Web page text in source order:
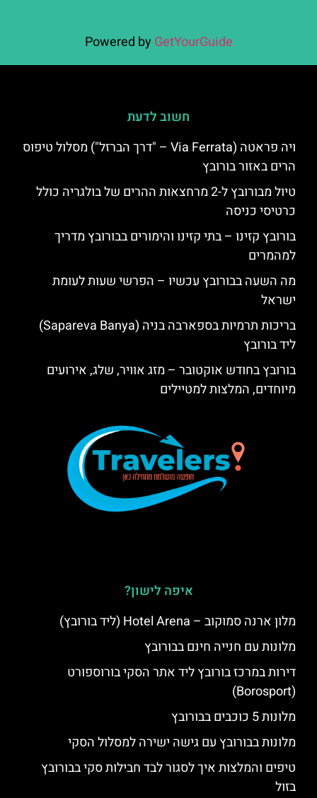
Powered by GetYourGuide
חשוב לדעת
ויה פראטה (Via Ferrata – "דרך הברזל") מסלול טיפוס
הרים באזור בורובץ
טיול מבורובץ ל-2 מרחצאות ההרים של בולגריה כולל
כרטיסי כניסה
בורובץ קזינו – בתי קזינו והימורים בבורובץ מדריך
למהמרים
מה השעה בבורובץ עכשיו – הפרשי שעות לעומת
ישראל
בריכות תרמיות בספארבה בניה (Sapareva Banya)
ליד בורובץ
בורובץ בחודש אוקטובר – מזג אוויר, שלג, אירועים
מיוחדים, המלצות למטיילים
איפה לישון?
מלון ארנה סמוקוב – Hotel Arena (ליד בורובץ)
מלונות עם חנייה חינם בבורובץ
דירות במרכז בורובץ ליד אתר הסקי בורוספורט
(Borosport)
מלונות 5 כוכבים בבורובץ
מלונות בבורובץ עם גישה ישירה למסלול הסקי
טיפים והמלצות איך לסגור לבד חבילות סקי בבורובץ
בזול